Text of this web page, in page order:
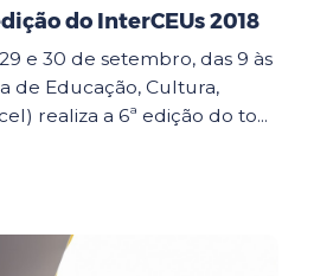
do InterCEUs 2018
e 30 de setembro, das 9 às
de Educação, Cultura,
realiza a 6ª edição do to...